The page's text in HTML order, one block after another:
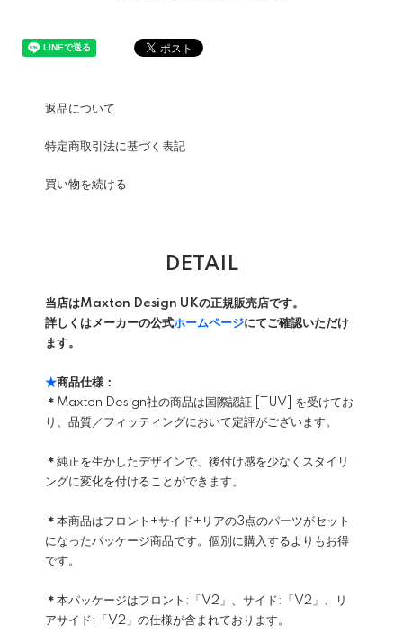
返品について
特定商取引法に基づく表記
買い物を続ける
DETAIL
当店はMaxton Design UKの正規販売店です。
詳しくはメーカーの公式ホームページにてご確認いただけ
ます。
★商品仕様：
＊ Maxton Design社の商品は国際認証 [TUV] を受けてお
り、品質／フィッティングにおいて定評がございます。
＊ 純正を生かしたデザインで、後付け感を少なくスタイリ
ングに変化を付けることができます。
＊ 本商品はフロント+サイド+リアの3点のパーツがセット
になったパッケージ商品です。個別に購入するよりもお得
です。
＊ 本パッケージはフロント:「V2」、サイド:「V2」、リ
アサイド:「V2」の仕様が含まれております。